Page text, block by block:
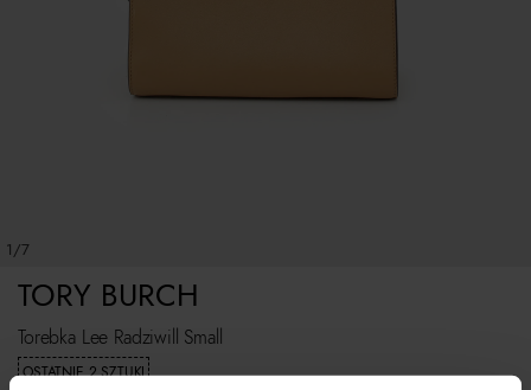
1/7
Torebka Lee Radziwill Small
OSTATNIE 2 SZTUKI
TORY BURCH